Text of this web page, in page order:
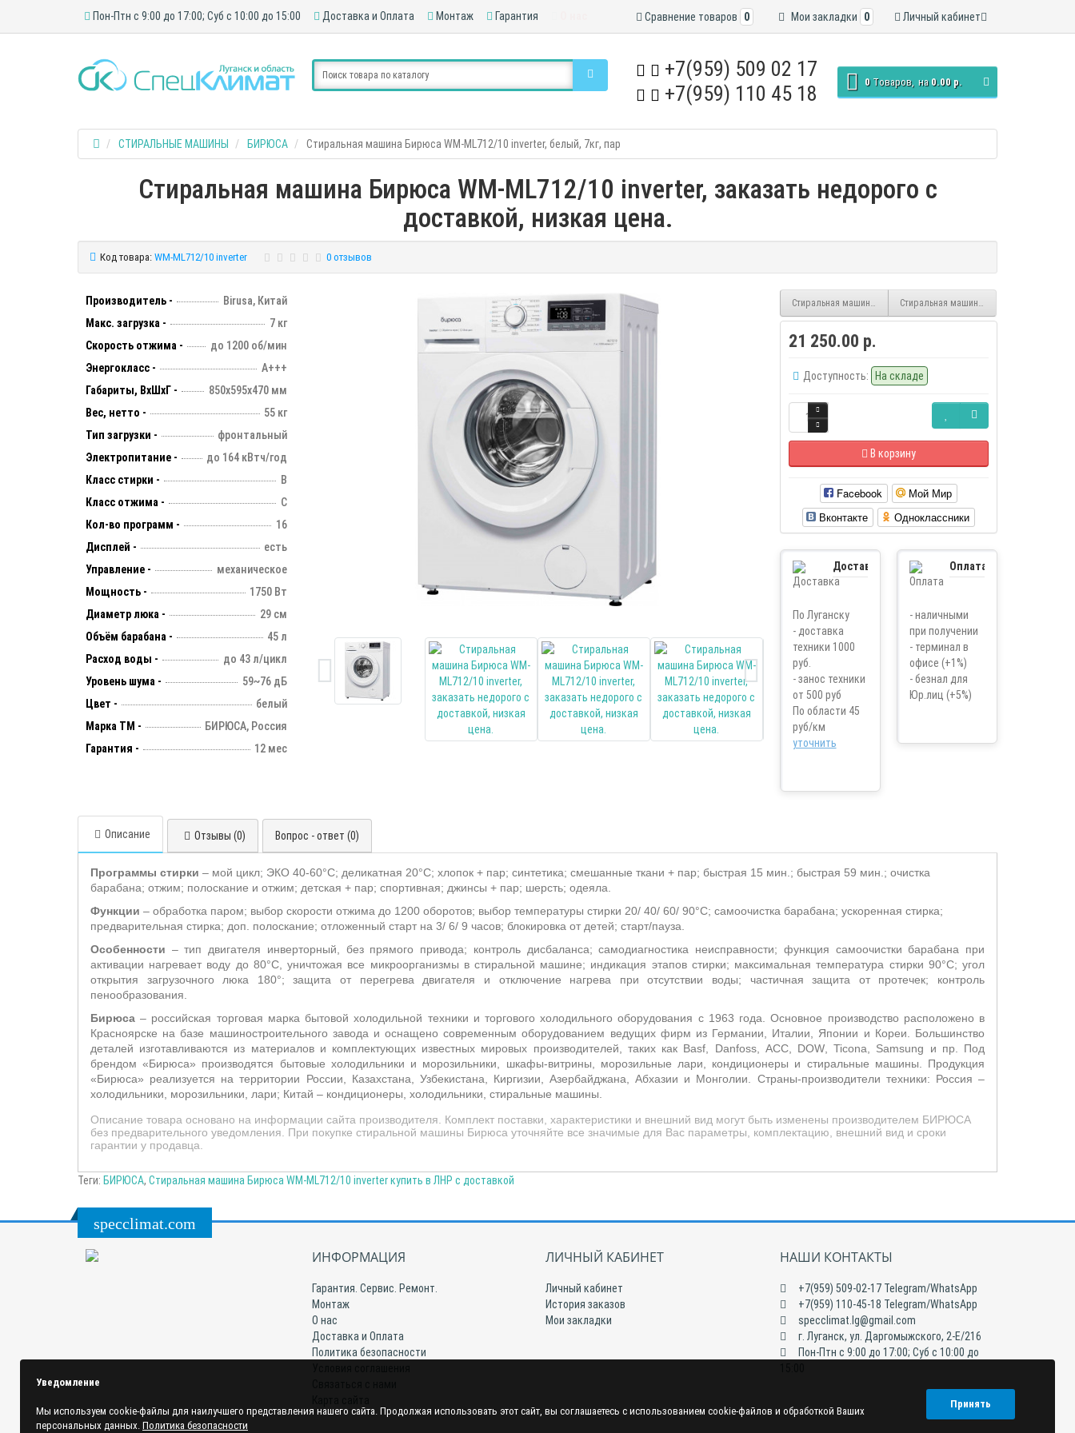
Пон-Птн с 9:00 до 17:00; Суб с 10:00 до 15:00 Доставка и Оплата Монтаж Гарантия Личный кабинет
Мои закладки 0
Сравнение товаров 0
+7(959) 509 02 17
+7(959) 110 45 18
0 Tоваров, на 0.00 р.
СТИРАЛЬНЫЕ МАШИНЫ БИРЮСА Стиральная машина Бирюса WM-ML712/10 inverter, белый, 7кг, пар
Стиральная машина Бирюса WM-ML712/10 inverter, заказать недорого с
доставкой, низкая цена.
Код товара: WM-ML712/10 inverter 0 отзывов
Производитель -
Birusa, Китай
Макс. загрузка -
7 кг
Скорость отжима -
до 1200 об/мин
Энергокласс -
А+++
Габариты, ВхШхГ -
850х595х470 мм
Вес, нетто -
55 кг
Тип загрузки -
фронтальный
Электропитание -
до 164 кВтч/год
Класс стирки -
B
Класс отжима -
C
Кол-во программ -
16
Дисплей -
есть
Управление -
механическое
Мощность -
1750 Вт
Диаметр люка -
29 см
Объём барабана -
45 л
Расход воды -
до 43 л/цикл
Уровень шума -
59~76 дБ
Цвет -
белый
Марка ТМ -
БИРЮСА, Россия
Гарантия -
12 мес
Стиральная машина Бирюса WM-ML612/10 inverter, белый, 6кг, пар
Стиральная машина Бирюса WM-ML612/
21 250.00 р.
Доступность: На складе
В корзину
Facebook
Мой Мир
Вконтакте
Одноклассники
Доставка
По Луганску
- доставка
техники 1000
руб.
- занос техники
от 500 руб
По области 45
руб/км
уточнить
Оплата
- наличными
при получении
- терминал в
офисе (+1%)
- безнал для
Юр.лиц (+5%)
Описание Отзывы (0) Вопрос - ответ (0)
Программы стирки – мой цикл; ЭКО 40-60°С; деликатная 20°С; хлопок + пар; синтетика; смешанные ткани + пар; быстрая 15 мин.; быстрая 59 мин.; очистка
барабана; отжим; полоскание и отжим; детская + пар; спортивная; джинсы + пар; шерсть; одеяла
Функции – обработка паром; выбор скорости отжима до 1200 оборотов; выбор температуры стирки 20/ 40/ 60/ 90°С; самоочистка барабана; ускоренная стирка;
предварительная стирка; доп. полоскание; отложенный старт на 3/ 6/ 9 часов; блокировка от детей; старт/пауза.
Особенности – тип двигателя инверторный, без прямого привода; контроль дисбаланса; самодиагностика неисправности; функция самоочистки барабана при
активации нагревает воду до 80°С, уничтожая все микроорганизмы в стиральной машине; индикация этапов стирки; максимальная температура стирки 90°С; угол
открытия загрузочного люка 180°; защита от перегрева двигателя и отключение нагрева при отсутствии воды; частичная защита от протечек; контроль
пенообразования.
Бирюса – российская торговая марка бытовой холодильной техники и торгового холодильного оборудования с 1963 года. Основное производство расположено в
Красноярске на базе машиностроительного завода и оснащено современным оборудованием ведущих фирм из Германии, Италии, Японии и Кореи. Большинство
деталей изготавливаются из материалов и комплектующих известных мировых производителей, таких как Basf Danfoss, ACC, DOW,Ticona Samsung
и пр. Под
брендом «Бирюса» производятся бытовые холодильники и морозильники, шкафы-витрины, морозильные лари, кондиционеры и стиральные машины. Продукция
«Бирюса» реализуется на территории России, Казахстана, Узбекистана, Киргизии, Азербайджана, Абхазии и Монголии. Страны-производители техники: Россия –
холодильники, морозильники, лари; Китай – кондиционеры, холодильники, стиральные машины.
Описание товара основано на информации сайта производителя. Комплект поставки, характеристики и внешний вид могут быть изменены производителем БИРЮСА
без предварительного уведомления. При покупке стиральной машины Бирюса уточняйте все значимые для Вас параметры, комплектацию, внешний вид и сроки
гарантии у продавца.
Теги: БИРЮСА, Стиральная машина Бирюса WM-ML712/10 inverter купить в ЛНР с доставкой
specclimat.com
ИНФОРМАЦИЯ
Гарантия. Сервис. Ремонт.
Монтаж
О нас
Доставка и Оплата
Политика безопасности
ЛИЧНЫЙ КАБИНЕТ
Личный кабинет
История заказов
Мои закладки
НАШИ КОНТАКТЫ
+7(959) 509-02-17 Telegram/WhatsApp
+7(959) 110-45-18 Telegram/WhatsApp
specclimat.lg@gmail.com
г. Луганск, ул. Даргомыжского, 2-Е/216
Пон-Птн с 9:00 до 17:00; Суб с 10:00 до
Уведомление
Мы используем cookie-файлы для наилучшего представления нашего сайта. Продолжая использовать этот сайт, вы соглашаетесь с использованием cookie-файлов и обработкой Ваших
персональных данных. Политика безопасности
Принять